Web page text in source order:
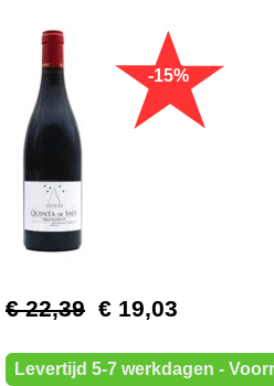
€ 22,39 € 19,03
Levertijd 5-7 werkdagen -